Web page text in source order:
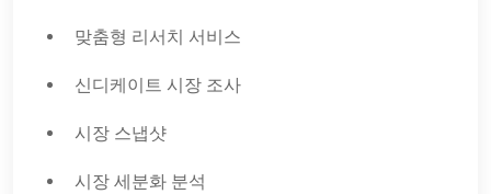
맞춤형 리서치 서비스
신디케이트 시장 조사
시장 스냅샷
시장 세분화 분석